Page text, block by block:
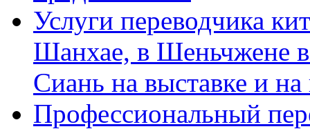
Услуги переводчика
Шанхае, в Шеньчжене
Сиань на выставке и
Профессиональный